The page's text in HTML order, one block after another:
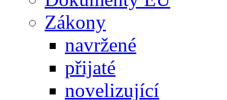
Zákony
navržené
přijaté
novelizující